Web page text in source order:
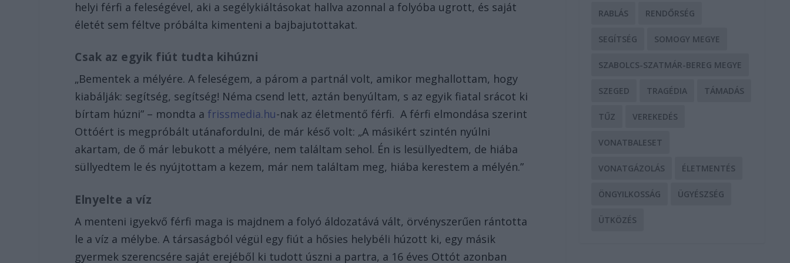
helyi férfi a feleségével, aki a segélykiáltásokat hallva azonnal a folyóba ugrott, és saját
életét sem féltve próbálta kimenteni a bajbajutottakat.
Csak az egyik fiút tudta kihúzni
„Bementek a mélyére. A feleségem, a párom a partnál volt, amikor meghallottam, hogy
kiabálják: segítség, segítség! Néma csend lett, aztán benyúltam, s az egyik fiatal srácot ki
bírtam húzni” – mondta a frissmedia.hu-nak az életmentő férfi. A férfi elmondása szerint
Ottóért is megpróbált utánafordulni, de már késő volt: „A másikért szintén nyúlni
akartam, de ő már lebukott a mélyére, nem találtam sehol. Én is lesüllyedtem, de hiába
süllyedtem le és nyújtottam a kezem, már nem találtam meg, hiába kerestem a mélyén.”
Elnyelte a víz
A menteni igyekvő férfi maga is majdnem a folyó áldozatává vált, örvényszerűen rántotta
le a víz a mélybe. A társaságból végül egy fiút a hősies helybéli húzott ki, egy másik
gyermek szerencsére saját erejéből ki tudott úszni a partra, a 16 éves Ottót azonban
RABLÁS RENDŐRSÉG
SEGÍTSÉG SOMOGY MEGYE
SZABOLCS-SZATMÁR-BEREG MEGYE
SZEGED TRAGÉDIA TÁMADÁS
TŰZ VEREKEDÉS
VONATBALESET
VONATGÁZOLÁS ÉLETMENTÉS
ÖNGYILKOSSÁG ÜGYÉSZSÉG
ÜTKÖZÉS